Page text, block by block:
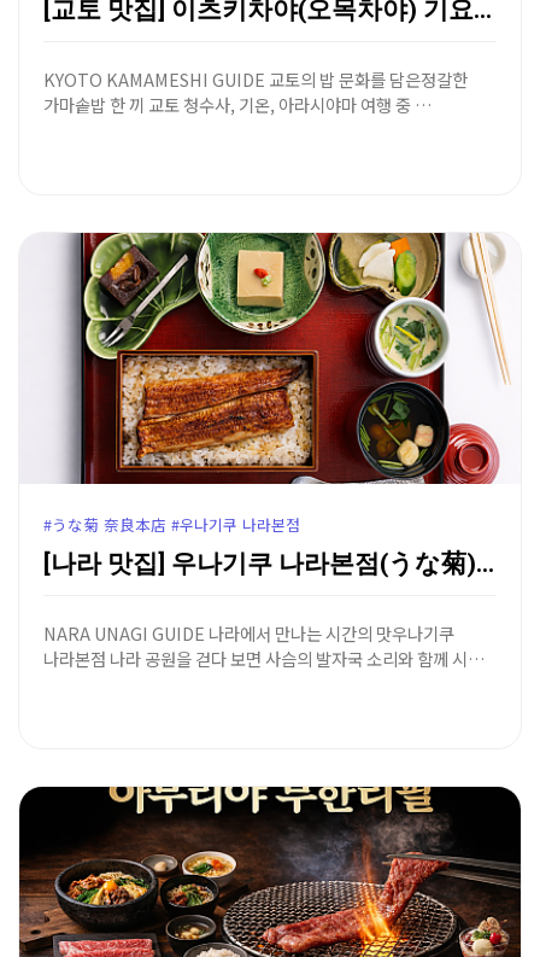
[교토 맛집] 이츠키차야(오목차야) 기요미즈데라점 - …
KYOTO KAMAMESHI GUIDE 교토의 밥 문화를 담은정갈한
가마솥밥 한 끼 교토 청수사, 기온, 아라시야마 여행 중 …
#うな菊 奈良本店 #우나기쿠 나라본점
[나라 맛집] 우나기쿠 나라본점(うな菊) - 130년 …
NARA UNAGI GUIDE 나라에서 만나는 시간의 맛우나기쿠
나라본점 나라 공원을 걷다 보면 사슴의 발자국 소리와 함께 시…